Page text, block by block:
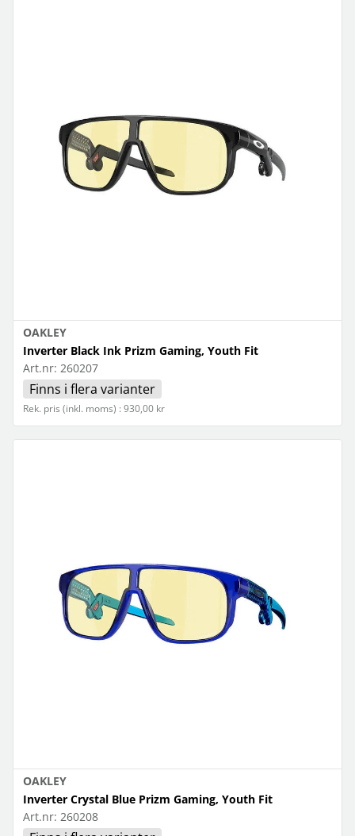
OAKLEY
Inverter Black Ink Prizm Gaming, Youth Fit
Art.nr: 260207
Finns i flera varianter
Rek. pris (inkl. moms) : 930,00 kr
OAKLEY
Inverter Crystal Blue Prizm Gaming, Youth Fit
Art.nr: 260208